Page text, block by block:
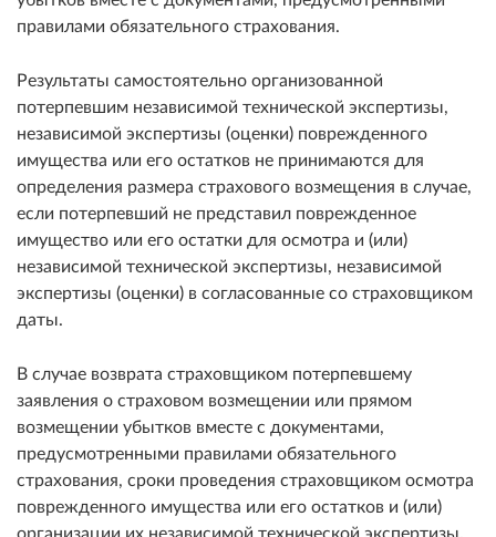
правилами обязательного страхования.
Результаты самостоятельно организованной
потерпевшим независимой технической экспертизы,
независимой экспертизы (оценки) поврежденного
имущества или его остатков не принимаются для
определения размера страхового возмещения в случае,
если потерпевший не представил поврежденное
имущество или его остатки для осмотра и (или)
независимой технической экспертизы, независимой
экспертизы (оценки) в согласованные со страховщиком
даты.
В случае возврата страховщиком потерпевшему
заявления о страховом возмещении или прямом
возмещении убытков вместе с документами,
предусмотренными правилами обязательного
страхования, сроки проведения страховщиком осмотра
поврежденного имущества или его остатков и (или)
организации их независимой технической экспертизы,